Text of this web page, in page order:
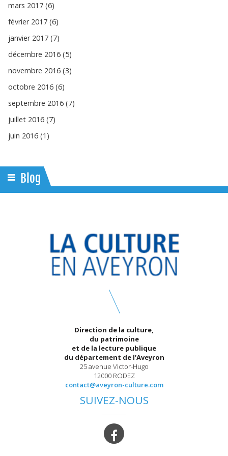
mars 2017 (6)
février 2017 (6)
janvier 2017 (7)
décembre 2016 (5)
novembre 2016 (3)
octobre 2016 (6)
septembre 2016 (7)
juillet 2016 (7)
juin 2016 (1)
Blog
Direction de la culture,
du patrimoine
et de la lecture publique
du département de l’Aveyron
25 avenue Victor-Hugo
12000 RODEZ
contact@aveyron-culture.com
SUIVEZ-NOUS